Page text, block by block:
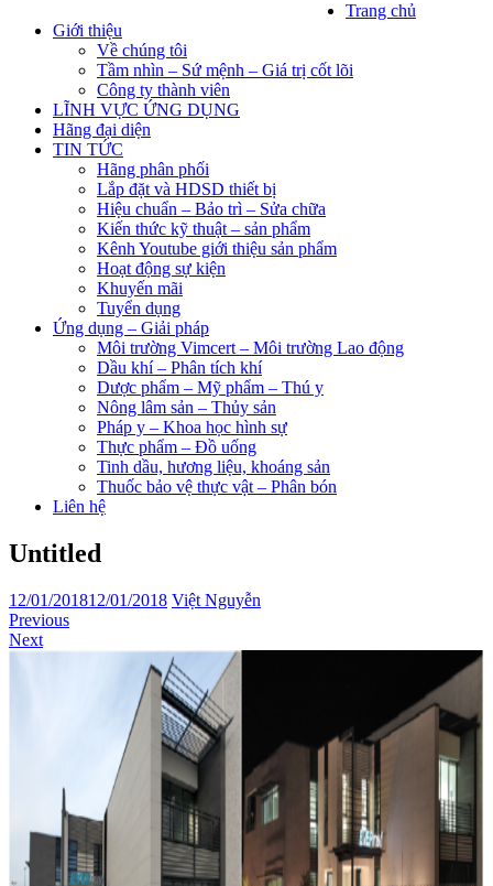
Trang chủ
Giới thiệu
Về chúng tôi
Tầm nhìn – Sứ mệnh – Giá trị cốt lõi
Công ty thành viên
LĨNH VỰC ỨNG DỤNG
Hãng đại diện
TIN TỨC
Hãng phân phối
Lắp đặt và HDSD thiết bị
Hiệu chuẩn – Bảo trì – Sửa chữa
Kiến thức kỹ thuật – sản phẩm
Kênh Youtube giới thiệu sản phẩm
Hoạt động sự kiện
Khuyến mãi
Tuyển dụng
Ứng dụng – Giải pháp
Môi trường Vimcert – Môi trường Lao động
Dầu khí – Phân tích khí
Dược phẩm – Mỹ phẩm – Thú y
Nông lâm sản – Thủy sản
Pháp y – Khoa học hình sự
Thực phẩm – Đồ uống
Tinh dầu, hương liệu, khoáng sản
Thuốc bảo vệ thực vật – Phân bón
Liên hệ
Untitled
12/01/201812/01/2018 Việt Nguyễn
Previous
Next